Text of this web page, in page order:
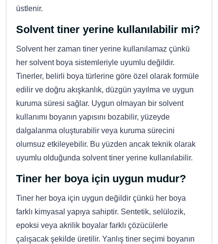
üstlenir.
Solvent tiner yerine kullanılabilir mi?
Solvent her zaman tiner yerine kullanılamaz çünkü
her solvent boya sistemleriyle uyumlu değildir.
Tinerler, belirli boya türlerine göre özel olarak formüle
edilir ve doğru akışkanlık, düzgün yayılma ve uygun
kuruma süresi sağlar. Uygun olmayan bir solvent
kullanımı boyanın yapısını bozabilir, yüzeyde
dalgalanma oluşturabilir veya kuruma sürecini
olumsuz etkileyebilir. Bu yüzden ancak teknik olarak
uyumlu olduğunda solvent tiner yerine kullanılabilir.
Tiner her boya için uygun mudur?
Tiner her boya için uygun değildir çünkü her boya
farklı kimyasal yapıya sahiptir. Sentetik, selülozik,
epoksi veya akrilik boyalar farklı çözücülerle
çalışacak şekilde üretilir. Yanlış tiner seçimi boyanın